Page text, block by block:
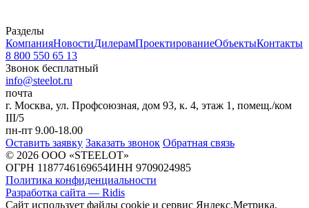
Разделы
КомпанияНовостиДилерамПроектированиеОбъектыКонтакты
8 800 550 65 13
Звонок бесплатный
info@steelot.ru
почта
г. Москва, ул. Профсоюзная, дом 93, к. 4, этаж 1, помещ./ком
III/5
пн-пт 9.00-18.00
Оставить заявку Заказать звонок Обратная связь
© 2026 ООО «STEELOT»
ОГРН 1187746169654ИНН 9709024985
Политика конфиденциальности
Разработка сайта — Ridis
Сайт использует файлы cookie и сервис Яндекс.Метрика,